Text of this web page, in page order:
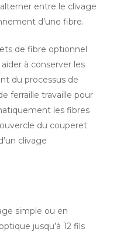
entre le clivage
d’une fibre.
de fibre optionnel
à conserver les
du processus de
ferraille travaille pour
les fibres
du couperet
clivage
simple ou en
jusqu’à 12 fils